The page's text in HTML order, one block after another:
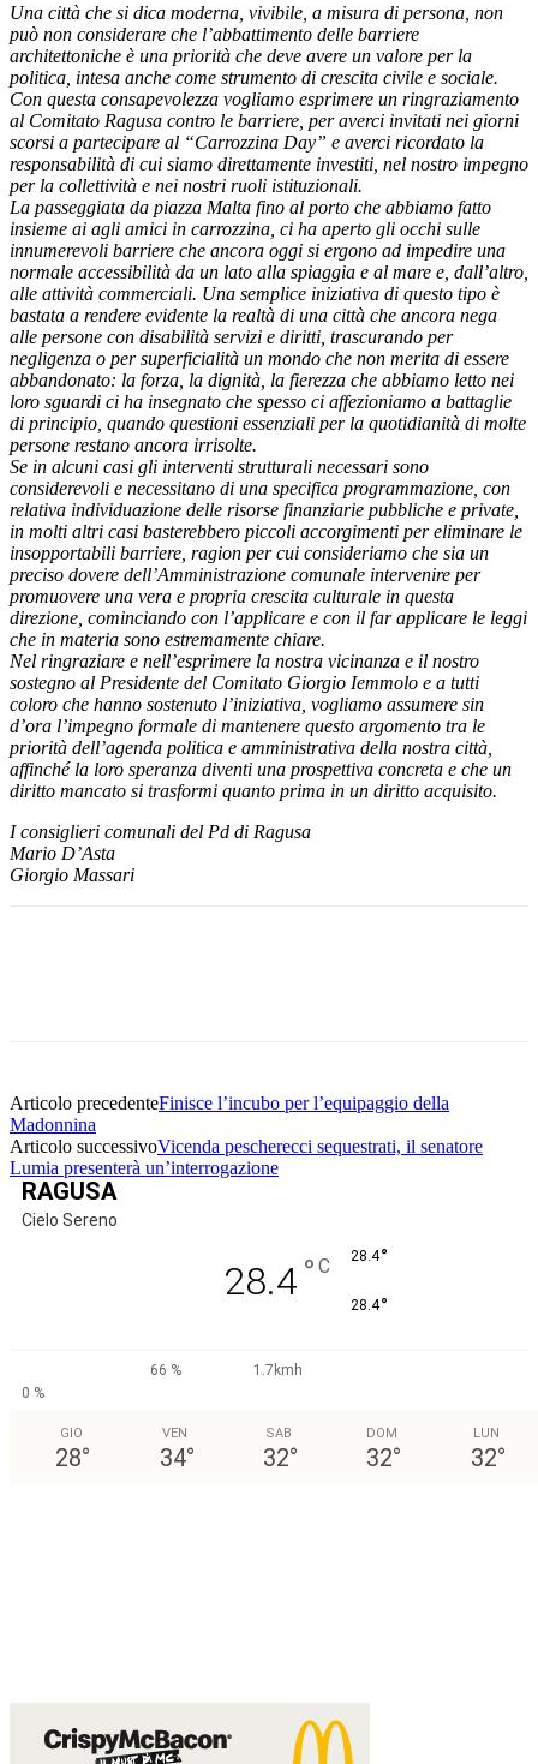
Una città che si dica moderna, vivibile, a misura di persona, non
può non considerare che l’abbattimento delle barriere
architettoniche è una priorità che deve avere un valore per la
politica, intesa anche come strumento di crescita civile e sociale.
Con questa consapevolezza vogliamo esprimere un ringraziamento
al Comitato Ragusa contro le barriere, per averci invitati nei giorni
scorsi a partecipare al “Carrozzina Day” e averci ricordato la
responsabilità di cui siamo direttamente investiti, nel nostro impegno
per la collettività e nei nostri ruoli istituzionali.
La passeggiata da piazza Malta fino al porto che abbiamo fatto
insieme ai agli amici in carrozzina, ci ha aperto gli occhi sulle
innumerevoli barriere che ancora oggi si ergono ad impedire una
normale accessibilità da un lato alla spiaggia e al mare e, dall’altro,
alle attività commerciali. Una semplice iniziativa di questo tipo è
bastata a rendere evidente la realtà di una città che ancora nega
alle persone con disabilità servizi e diritti, trascurando per
negligenza o per superficialità un mondo che non merita di essere
abbandonato: la forza, la dignità, la fierezza che abbiamo letto nei
loro sguardi ci ha insegnato che spesso ci affezioniamo a battaglie
di principio, quando questioni essenziali per la quotidianità di molte
persone restano ancora irrisolte.
Se in alcuni casi gli interventi strutturali necessari sono
considerevoli e necessitano di una specifica programmazione, con
relativa individuazione delle risorse finanziarie pubbliche e private,
in molti altri casi basterebbero piccoli accorgimenti per eliminare le
insopportabili barriere, ragion per cui consideriamo che sia un
preciso dovere dell’Amministrazione comunale intervenire per
promuovere una vera e propria crescita culturale in questa
direzione, cominciando con l’applicare e con il far applicare le leggi
che in materia sono estremamente chiare.
Nel ringraziare e nell’esprimere la nostra vicinanza e il nostro
sostegno al Presidente del Comitato Giorgio Iemmolo e a tutti
coloro che hanno sostenuto l’iniziativa, vogliamo assumere sin
d’ora l’impegno formale di mantenere questo argomento tra le
priorità dell’agenda politica e amministrativa della nostra città,
affinché la loro speranza diventi una prospettiva concreta e che un
diritto mancato si trasformi quanto prima in un diritto acquisito.
I consiglieri comunali del Pd di Ragusa
Mario D’Asta
Giorgio Massari
Articolo precedenteFinisce l’incubo per l’equipaggio della
Madonnina
Articolo successivoVicenda pescherecci sequestrati, il senatore
Lumia presenterà un’interrogazione
RAGUSA
Cielo Sereno
28.4 ° C 28.4°
28.4°
66 %
1.7kmh
0 %
GIO
28°
VEN
34°
SAB
32°
DOM
32°
LUN
32°